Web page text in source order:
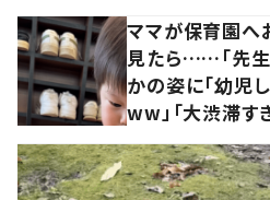
ママが保育園
見たら……「先生
かの姿に「幼児
ww」「大渋滞す